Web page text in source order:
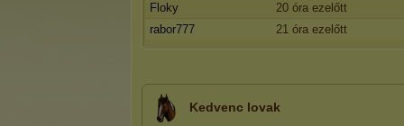
Floky
20 óra ezelőtt
rabor777
21 óra ezelőtt
Kedvenc lovak